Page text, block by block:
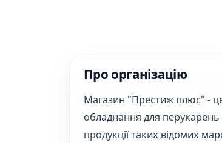
Про організацію
Магазин "Престиж плюс" - це
обладнання для
продукції таких відомих